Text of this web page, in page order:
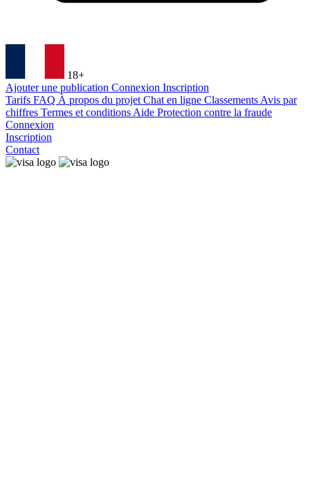
18+
Ajouter une publication Connexion Inscription
Tarifs FAQ À propos du projet Chat en ligne Classements Avis par
chiffres Termes et conditions Aide Protection contre la fraude
Connexion
Inscription
Contact